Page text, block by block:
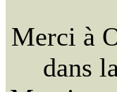
Merci à
dans